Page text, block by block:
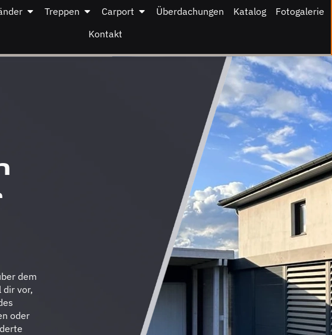
Treppen Carport Überdachungen Katalog
Fotogalerie
Kontakt
dem
dir vor,
oder